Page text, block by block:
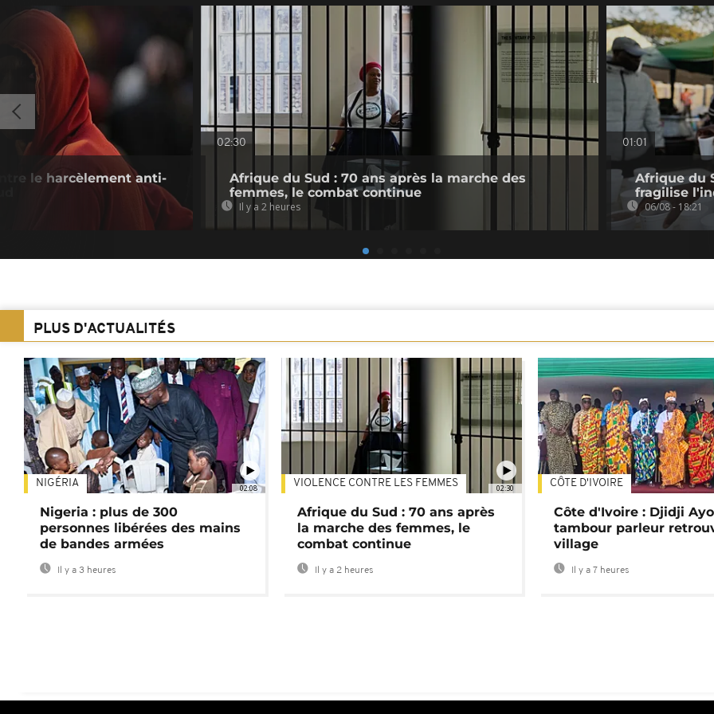
le harcèlement anti-
02:30
Afrique du Sud : 70 ans après la marche des
femmes, le combat continue
Il y a 2 heures
01:01
Afrique du
fragilise
06/08 - 18:21
PLUS D'ACTUALITÉS
02:08
NIGÉRIA
Nigeria : plus de 300
personnes libérées des mains
de bandes armées
Il y a 3 heures
02:30
VIOLENCE CONTRE LES FEMMES
Afrique du Sud : 70 ans après
la marche des femmes, le
combat continue
Il y a 2 heures
CÔTE D'IVOIRE
Côte d'Ivoire : Djidji
tambour parleur
village
Il y a 7 heures